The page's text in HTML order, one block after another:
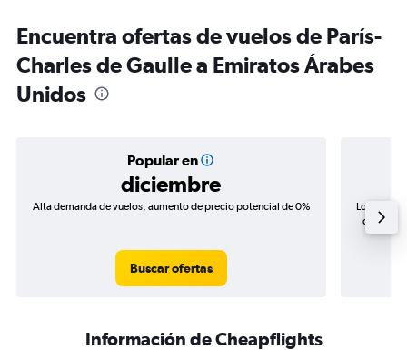
Encuentra ofertas de vuelos de París-
Charles de Gaulle a Emiratos Árabes
Unidos
Popular en
diciembre
Alta demanda de vuelos, aumento de precio potencial de 0%
Buscar ofertas
Los
de
Información de Cheapflights